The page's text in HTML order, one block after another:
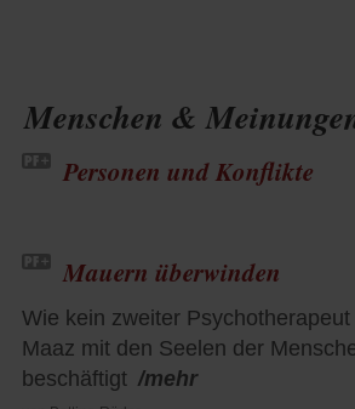
Menschen &
Personen und Konflikte
Mauern überwinden
Wie kein zweiter
Maaz mit den Seelen der
beschäftigt /mehr